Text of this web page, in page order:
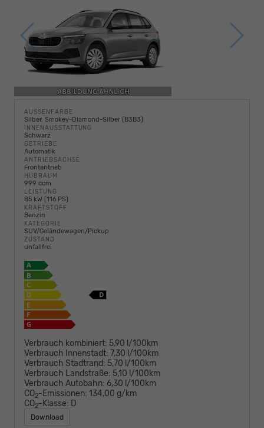
AUSSENFARBE
Silber, Smokey-Diamond-Silber (B3B3)
INNENAUSSTATTUNG
Schwarz
GETRIEBE
Automatik
ANTRIEBSACHSE
Frontantrieb
HUBRAUM
999 ccm
LEISTUNG
85 kW (116 PS)
KRAFTSTOFF
Benzin
KATEGORIE
SUV/Geländewagen/Pickup
ZUSTAND
unfallfrei
Verbrauch kombiniert: 5,90 l/100km
Verbrauch Innenstadt: 7,30 l/100km
Verbrauch Stadtrand: 5,70 l/100km
Verbrauch Landstraße: 5,10 l/100km
Verbrauch Autobahn: 6,30 l/100km
CO2-Emissionen: 134,00 g/km
CO2-Klasse: D
Download